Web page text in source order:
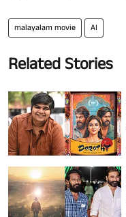
malayalam movie AI
Related Stories